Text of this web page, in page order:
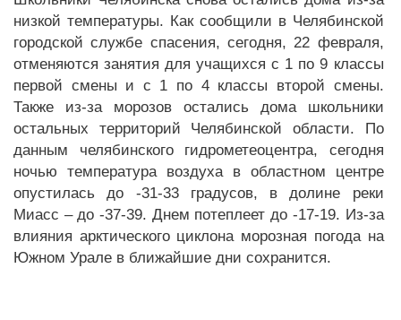
низкой температуры. Как сообщили в Челябинской
городской службе спасения, сегодня, 22 февраля,
отменяются занятия для учащихся с 1 по 9 классы
первой смены и с 1 по 4 классы второй смены.
Также из-за морозов остались дома школьники
остальных территорий Челябинской области. По
данным челябинского гидрометеоцентра, сегодня
ночью температура воздуха в областном центре
опустилась до -31-33 градусов, в долине реки
Миасс – до -37-39. Днем потеплеет до -17-19. Из-за
влияния арктического циклона морозная погода на
Южном Урале в ближайшие дни сохранится.